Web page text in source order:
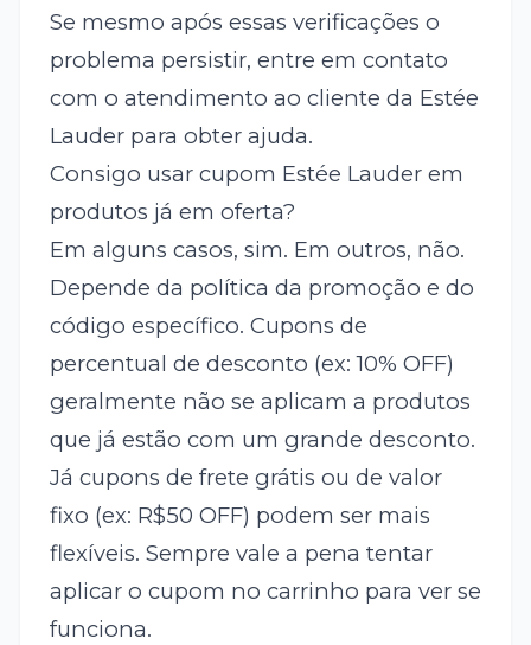
Se mesmo após essas verificações o
problema persistir, entre em contato
com o atendimento ao cliente da Estée
Lauder para obter ajuda.
Consigo usar cupom Estée Lauder em
produtos já em oferta?
Em alguns casos, sim. Em outros, não.
Depende da política da promoção e do
código específico. Cupons de
percentual de desconto (ex: 10% OFF)
geralmente não se aplicam a produtos
que já estão com um grande desconto.
Já cupons de frete grátis ou de valor
fixo (ex: R$50 OFF) podem ser mais
flexíveis. Sempre vale a pena tentar
aplicar o cupom no carrinho para ver se
funciona.